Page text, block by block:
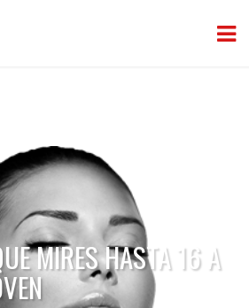
MIRES HASTA 16 A